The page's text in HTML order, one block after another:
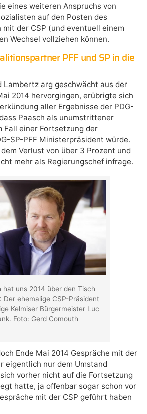
eines weiteren Anspruchs von
auf den Posten des
der CSP (und eventuell einem
Wechsel vollziehen können.
PFF und SP in die
Lambertz arg geschwächt aus der
2014 hervorgingen, erübrigte sich
aller Ergebnisse der PDG-
Paasch als unumstrittener
Fall einer Fortsetzung der
SP-PFF Ministerpräsident würde.
Verlust von über 3 Prozent und
mehr als Regierungschef infrage.
hat uns 2014 über den Tisch
Der ehemalige CSP-Präsident
Kelmiser Bürgermeister Luc
Foto: Gerd Comouth
Ende Mai 2014 Gespräche mit der
eigentlich nur dem Umstand
vorher nicht auf die Fortsetzung
hatte, ja offenbar sogar schon vor
mit der CSP geführt haben